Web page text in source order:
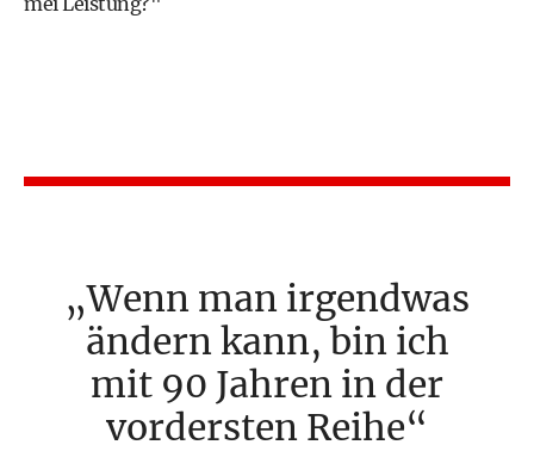
Wenn man irgendwas
ändern kann, bin ich
mit 90 Jahren in der
vordersten Reihe